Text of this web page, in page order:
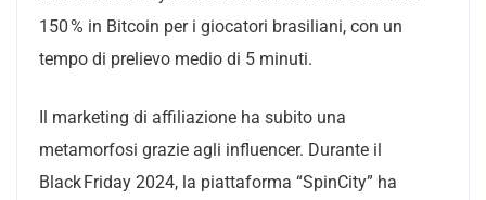
150 % in Bitcoin per i giocatori brasiliani, con un
tempo di prelievo medio di 5 minuti.
Il marketing di affiliazione ha subito una
metamorfosi grazie agli influencer. Durante il
Black Friday 2024, la piattaforma “SpinCity” ha